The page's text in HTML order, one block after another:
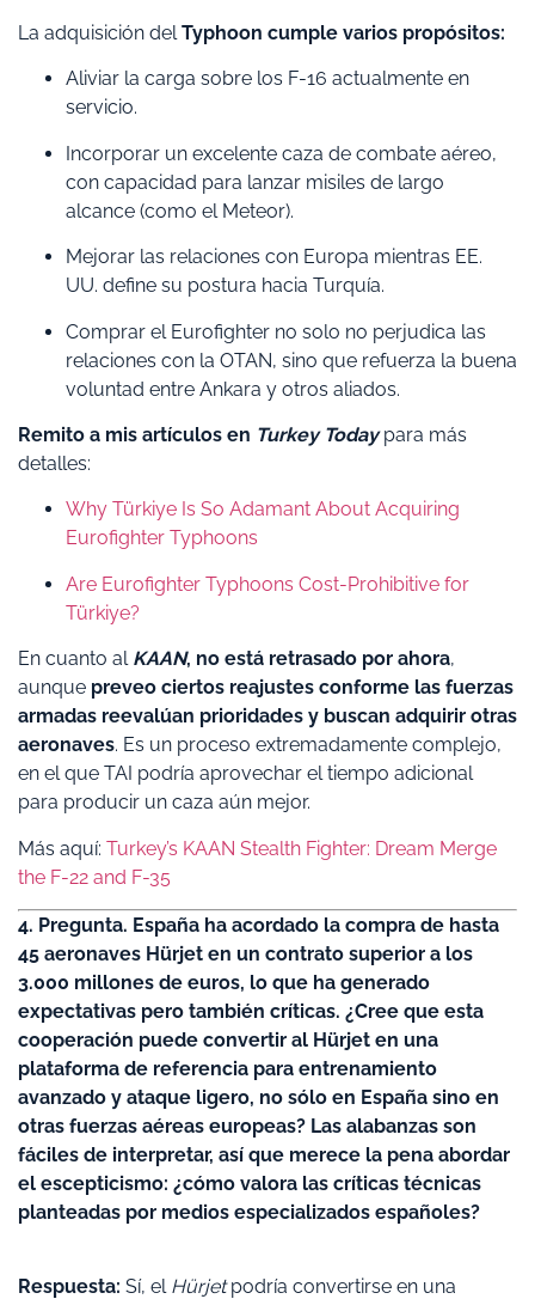
La adquisición delTyphoon cumple varios propósitos:
Aliviar la carga sobre los F-16 actualmente en
servicio.
Incorporar un excelente caza de combate aéreo,
con capacidad para lanzar misiles de largo
alcance (como el Meteor).
Mejorar las relaciones con Europa mientras EE.
UU. define su postura hacia Turquía.
Comprar el Eurofighter no solo no perjudica las
relaciones con la OTAN, sino que refuerza la buena
voluntad entre Ankara y otros aliados.
Remito a mis artículos en Turkey Todaypara más
detalles:
Why Türkiye Is So Adamant About Acquiring
Eurofighter Typhoons
Are Eurofighter Typhoons Cost-Prohibitive for
Türkiye?
En cuanto al KAAN, no está retrasado por ahora,
aunque preveo ciertos reajustes conforme las fuerzas
armadas reevalúan prioridades y buscan adquirir otras
aeronaves. Es un proceso extremadamente complejo,
en el que TAI podría aprovechar el tiempo adicional
para producir un caza aún mejor.
Más aquí: Turkey’s KAAN Stealth Fighter: Dream Merge
the F-22 and F-35
4. Pregunta. España ha acordado la compra de hasta
45 aeronaves Hürjet en un contrato superior a los
3.000 millones de euros, lo que ha generado
expectativas pero también críticas. ¿Cree que esta
cooperación puede convertir al Hürjet en una
plataforma de referencia para entrenamiento
avanzado y ataque ligero, no sólo en España sino en
otras fuerzas aéreas europeas? Las alabanzas son
fáciles de interpretar, así que merece la pena abordar
el escepticismo: ¿cómo valora las críticas técnicas
planteadas por medios especializados españoles?
Respuesta: Sí, el Hürjetpodría convertirse en una